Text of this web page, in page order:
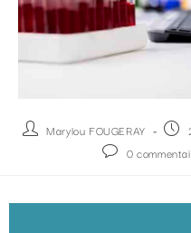
Marylou FOUGERAY
0